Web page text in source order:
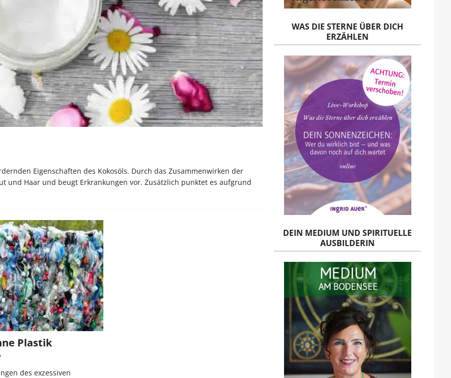
Eigenschaften des Kokosöls. Durch das Zusammenwirken der
und Haar und beugt Erkrankungen vor. Zusätzlich punktet es aufgrund
Plastik
des exzessiven
WAS DIE STERNE ÜBER DICH
ERZÄHLEN
DEIN MEDIUM UND SPIRITUELLE
AUSBILDERIN